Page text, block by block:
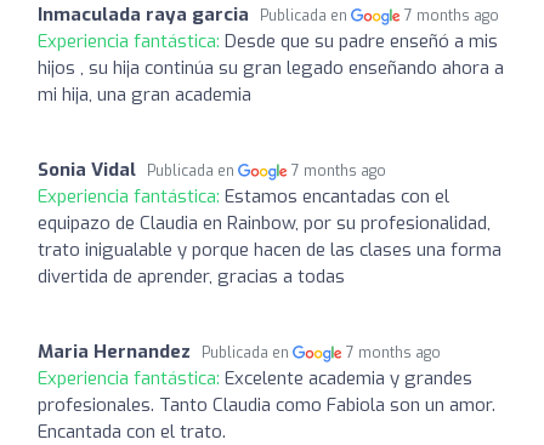
Inmaculada raya garcia Publicada en 7 months ago
Experiencia fantástica: Desde que su padre enseñó a mis
hijos , su hija continúa su gran legado enseñando ahora a
mi hija, una gran academia
Sonia Vidal Publicada en 7 months ago
Experiencia fantástica: Estamos encantadas con el
equipazo de Claudia en Rainbow, por su profesionalidad,
trato inigualable y porque hacen de las clases una forma
divertida de aprender, gracias a todas
Maria Hernandez Publicada en 7 months ago
Experiencia fantástica: Excelente academia y grandes
profesionales. Tanto Claudia como Fabiola son un amor.
Encantada con el trato.